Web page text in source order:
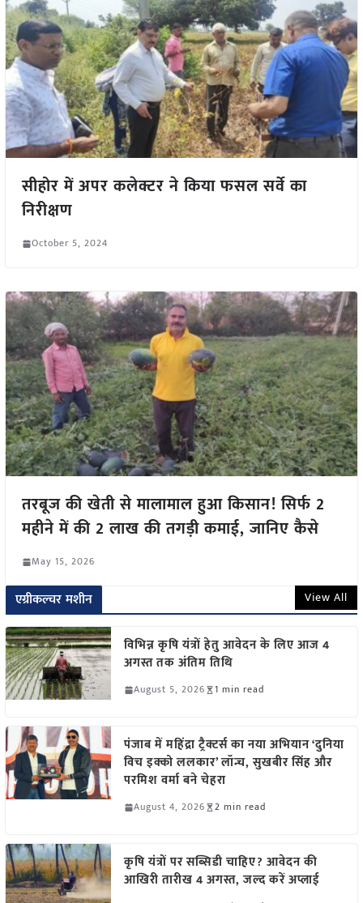
सीहोर में अपर कलेक्टर ने किया फसल सर्वे का
निरीक्षण
October 5, 2024
तरबूज की खेती से मालामाल हुआ किसान! सिर्फ 2
महीने में की 2 लाख की तगड़ी कमाई, जानिए कैसे
May 15, 2026
एग्रीकल्चर मशीन View All
विभिन्न कृषि यंत्रों हेतु आवेदन के लिए आज 4
अगस्त तक अंतिम तिथि
August 5, 2026 1 min read
पंजाब में महिंद्रा ट्रैक्टर्स का नया अभियान ‘दुनिया
विच इक्को ललकार’ लॉन्च, सुखबीर सिंह और
परमिश वर्मा बने चेहरा
August 4, 2026 2 min read
कृषि यंत्रों पर सब्सिडी चाहिए? आवेदन की
आखिरी तारीख 4 अगस्त, जल्द करें अप्लाई